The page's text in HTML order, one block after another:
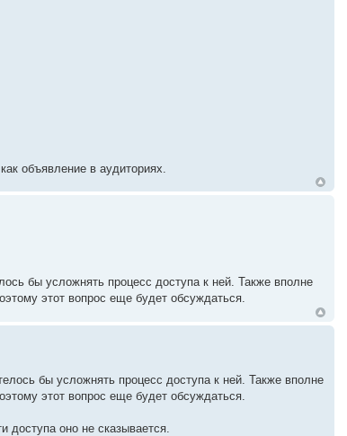
объявление в аудиториях.
бы усложнять процесс доступа к ней. Также вполне
этот вопрос еще будет обсуждаться.
бы усложнять процесс доступа к ней. Также вполне
этот вопрос еще будет обсуждаться.
доступа оно не сказывается.